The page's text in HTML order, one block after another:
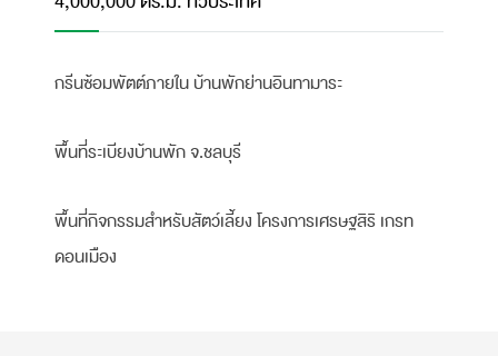
กรีนซ้อมพัตต์ภายใน บ้านพักย่านอินทามาระ
พื้นที่ระเบียงบ้านพัก จ.ชลบุรี
พื้นที่กิจกรรมสำหรับสัตว์เลี้ยง โครงการเศรษฐสิริ เกรท
ดอนเมือง